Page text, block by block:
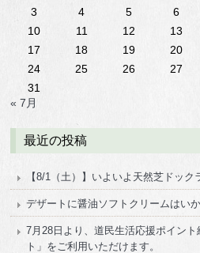
3
4 5 6
10
11 12 13
17
18 19 20
24
25 26 27
31
« 7月
最近の投稿
【8/1（土）】いよいよ天然芝ドック
デザートに醤油ソフトクリームはい
7月28日より、道民生活応援ポイン
ト」をご利用いただけます。